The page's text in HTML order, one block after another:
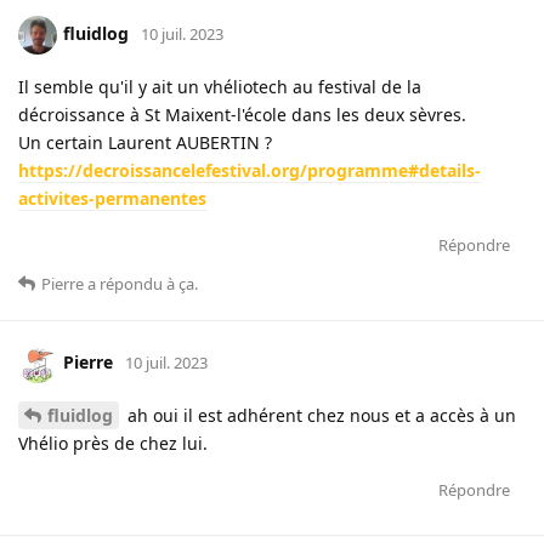
fluidlog 10 juil. 2023
Il semble qu'il y ait un vhéliotech au festival de la
décroissance à St Maixent-l'école dans les deux sèvres.
Un certain Laurent AUBERTIN ?
https://decroissancelefestival.org/programme#details-
activites-permanentes
Répondre
Pierrea répondu à ça.
Pierre 10 juil. 2023
fluidlog
ah oui il est adhérent chez nous et a accès à un
Vhélio près de chez lui.
Répondre